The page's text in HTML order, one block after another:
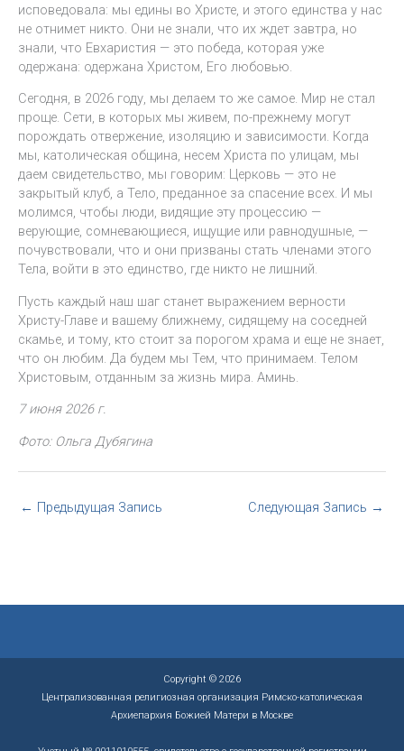
исповедовала: мы едины во Христе, и этого единства у нас
не отнимет никто. Они не знали, что их ждет завтра, но
знали, что Евхаристия — это победа, которая уже
одержана: одержана Христом, Его любовью.
Сегодня, в 2026 году, мы делаем то же самое. Мир не стал
проще. Сети, в которых мы живем, по-прежнему могут
порождать отвержение, изоляцию и зависимости. Когда
мы, католическая община, несем Христа по улицам, мы
даем свидетельство, мы говорим: Церковь — это не
закрытый клуб, а Тело, преданное за спасение всех. И мы
молимся, чтобы люди, видящие эту процессию —
верующие, сомневающиеся, ищущие или равнодушные, —
почувствовали, что и они призваны стать членами этого
Тела, войти в это единство, где никто не лишний.
Пусть каждый наш шаг станет выражением верности
Христу-Главе и вашему ближнему, сидящему на соседней
скамье, и тому, кто стоит за порогом храма и еще не знает,
что он любим. Да будем мы Тем, что принимаем. Телом
Христовым, отданным за жизнь мира. Аминь.
7 июня 2026 г.
Фото: Ольга Дубягина
← Предыдущая Запись Следующая Запись →
Copyright © 2026
Централизованная религиозная организация Римско-католическая
Архиепархия Божией Матери в Москве